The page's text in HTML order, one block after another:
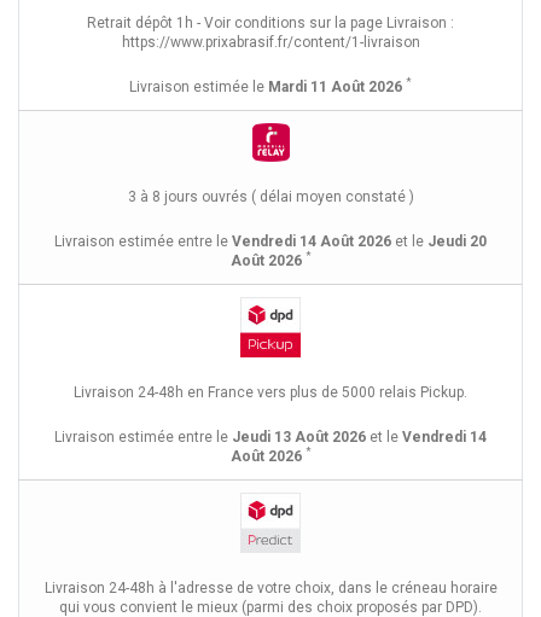
Retrait dépôt 1h - Voir conditions sur la page Livraison :
https://www.prixabrasif.fr/content/1-livraison
Livraison estimée le Mardi 11 Août 2026 *
3 à 8 jours ouvrés ( délai moyen constaté )
Livraison estimée entre le Vendredi 14 Août 2026 et le Jeudi 20
Août 2026 *
Livraison 24-48h en France vers plus de 5000 relais Pickup.
Livraison estimée entre le Jeudi 13 Août 2026 et le Vendredi 14
Août 2026 *
Livraison 24-48h à l'adresse de votre choix, dans le créneau horaire
qui vous convient le mieux (parmi des choix proposés par DPD).